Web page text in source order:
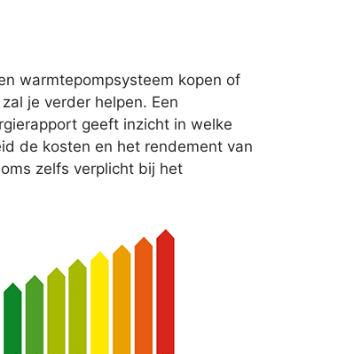
warmtepompsysteem kopen of
zal je verder helpen. Een
geeft inzicht in welke
de kosten en het rendement van
zelfs verplicht bij het